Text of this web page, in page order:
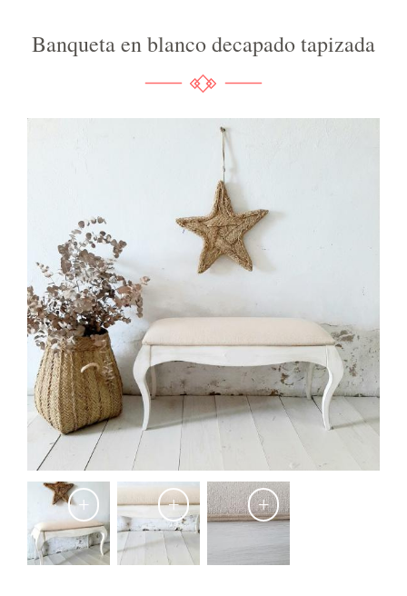
Banqueta en blanco decapado tapizada
+ + +